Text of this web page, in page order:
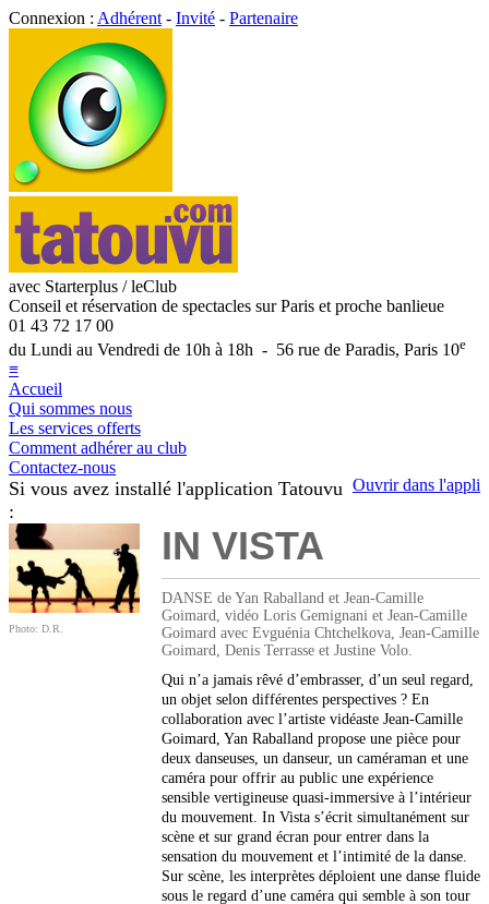
Connexion : Adhérent - Invité - Partenaire
avec Starterplus / leClub
Conseil et réservation de spectacles sur Paris et proche banlieue
01 43 72 17 00
du Lundi au Vendredi de 10h à 18h - 56 rue de Paradis, Paris 10e
≡
Accueil
Qui sommes nous
Les services offerts
Comment adhérer au club
Contactez-nous
Ouvrir dans l'appli
Si vous avez installé l'application Tatouvu
:
Photo: D.R.
IN VISTA
DANSE de Yan Raballand et Jean-Camille
Goimard, vidéo Loris Gemignani et Jean-Camille
Goimard avec Evguénia Chtchelkova, Jean-Camille
Goimard, Denis Terrasse et Justine Volo.
Qui n’a jamais rêvé d’embrasser, d’un seul regard,
un objet selon différentes perspectives ? En
collaboration avec l’artiste vidéaste Jean-Camille
Goimard, Yan Raballand propose une pièce pour
deux danseuses, un danseur, un caméraman et une
caméra pour offrir au public une expérience
sensible vertigineuse quasi-immersive à l’intérieur
du mouvement. In Vista s’écrit simultanément sur
scène et sur grand écran pour entrer dans la
sensation du mouvement et l’intimité de la danse.
Sur scène, les interprètes déploient une danse fluide
sous le regard d’une caméra qui semble à son tour